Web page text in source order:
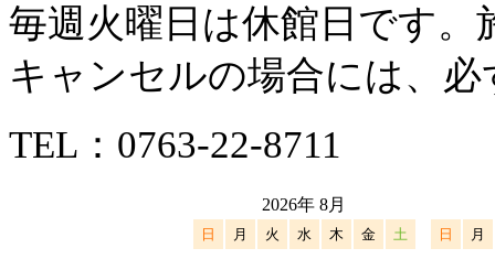
毎週火曜日は休館日です
キャンセルの場合には、
TEL： 0763-22-8711
2026年 8月
日 月 火 水 木 金 土 日 月